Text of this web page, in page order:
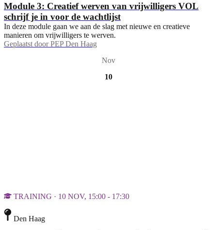
Module 3: Creatief werven van vrijwilligers VOL
schrijf je in voor de wachtlijst
In deze module gaan we aan de slag met nieuwe en creatieve
manieren om vrijwilligers te werven.
Geplaatst door PEP Den Haag
Nov
10
TRAINING · 10 NOV, 15:00 - 17:30
Den Haag